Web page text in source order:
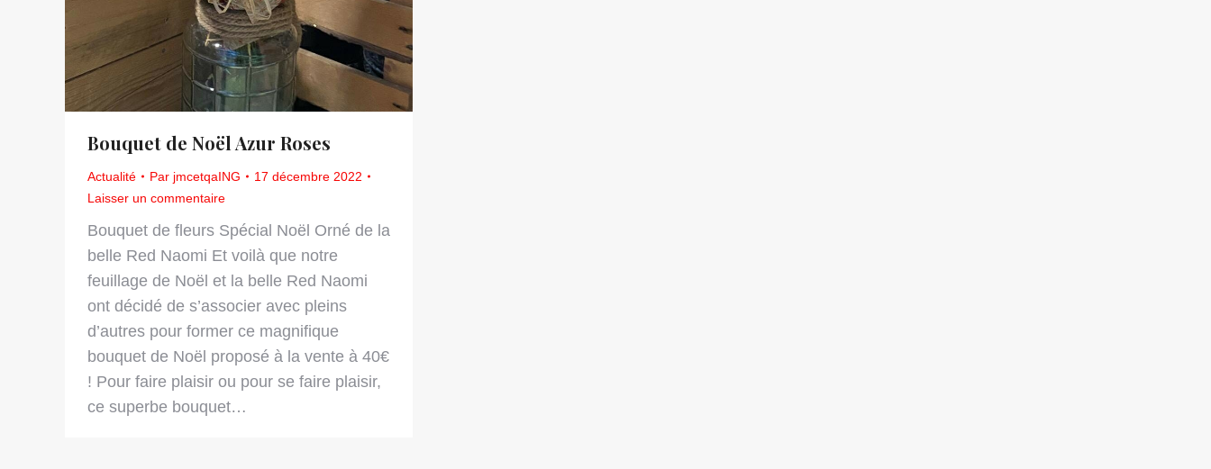
Bouquet de Noël Azur Roses
Actualité Par jmcetqaING
17 décembre 2022
Laisser un commentaire
Bouquet de fleurs Spécial Noël Orné de la
belle Red Naomi Et voilà que notre
feuillage de Noël et la belle Red Naomi
ont décidé de s’associer avec pleins
d’autres pour former ce magnifique
bouquet de Noël proposé à la vente à 40€
! Pour faire plaisir ou pour se faire plaisir,
ce superbe bouquet…